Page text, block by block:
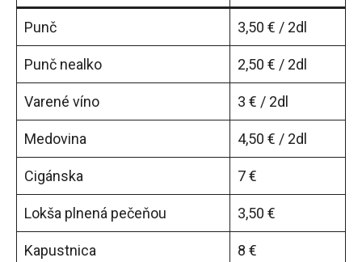
Punč 3,50 € / 2dl
Punč nealko 2,50 € / 2dl
Varené víno 3 € / 2dl
Medovina 4,50 € / 2dl
Cigánska 7 €
Lokša plnená pečeňou 3,50 €
Kapustnica 8 €